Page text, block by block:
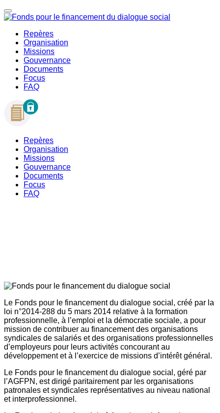
Repères
Organisation
Missions
Gouvernance
Documents
Focus
FAQ
Repères
Organisation
Missions
Gouvernance
Documents
Focus
FAQ
Le Fonds pour le financement du dialogue social, créé par la
loi n°2014-288 du 5 mars 2014 relative à la formation
professionnelle, à l’emploi et la démocratie sociale, a pour
mission de contribuer au financement des organisations
syndicales de salariés et des organisations professionnelles
d’employeurs pour leurs activités concourant au
développement et à l’exercice de missions d’intérêt général.
Le Fonds pour le financement du dialogue social, géré par
l’AGFPN, est dirigé paritairement par les organisations
patronales et syndicales représentatives au niveau national
et interprofessionnel.